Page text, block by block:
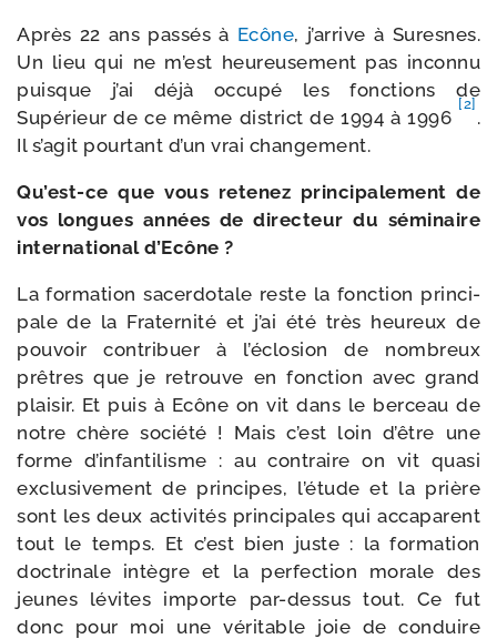
Après 22 ans pas­sés à Ecône, j’arrive à Suresnes.
Un lieu qui ne m’est heu­reu­se­ment pas incon­nu
puisque j’ai déjà occu­pé les fonc­tions de
Supérieur de ce même dis­trict de 1994 à 1996
[2]
.
Il s’agit pour­tant d’un vrai changement.
Qu’est-ce que vous rete­nez prin­ci­pa­le­ment de
vos longues années de direc­teur du sémi­naire
inter­na­tio­nal d’Ecône ?
La for­ma­tion sacer­do­tale reste la fonc­tion prin­ci­
pale de la Fraternité et j’ai été très heu­reux de
pou­voir contri­buer à l’éclosion de nom­breux
prêtres que je retrouve en fonc­tion avec grand
plai­sir. Et puis à Ecône on vit dans le ber­ceau de
notre chère socié­té ! Mais c’est loin d’être une
forme d’infantilisme : au contraire on vit qua­si
exclu­si­ve­ment de prin­cipes, l’étude et la prière
sont les deux acti­vi­tés prin­ci­pales qui acca­parent
tout le temps. Et c’est bien juste : la for­ma­tion
doc­tri­nale intègre et la per­fec­tion morale des
jeunes lévites importe par-​dessus tout. Ce fut
donc pour moi une véri­table joie de conduire